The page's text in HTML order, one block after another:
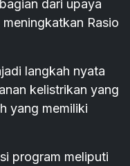
dari upaya
Rasio
langkah nyata
kelistrikan yang
yang memiliki
program meliputi